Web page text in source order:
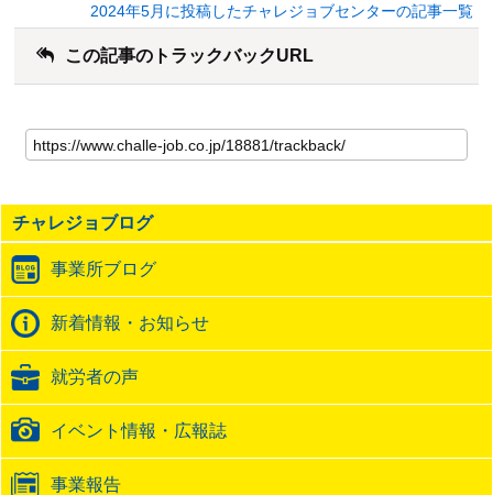
2024年5月に投稿したチャレジョブセンターの記事一覧
この記事のトラックバックURL
の
記
の
ト
ッ
ク
バ
ッ
URL
チャレジョブログ
事業所ブログ
新着情報・お知らせ
就労者の声
イベント情報・広報誌
事業報告